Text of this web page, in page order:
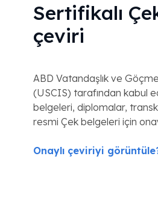
Sertifikalı
çeviri
ABD Vatandaşlık ve
(USCIS) tarafından kabul
belgeleri, diplomalar,
resmi Çek belgeleri için
Onaylı çeviriyi